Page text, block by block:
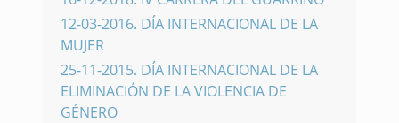
12-03-2016. DÍA INTERNACIONAL DE LA
MUJER
25-11-2015. DÍA INTERNACIONAL DE LA
ELIMINACIÓN DE LA VIOLENCIA DE
GÉNERO